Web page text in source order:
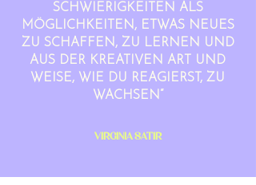
SCHWIERIGKEITEN ALS
MÖGLICHKEITEN, ETWAS NEUES
ZU SCHAFFEN, ZU LERNEN UND
AUS DER KREATIVEN ART UND
WEISE, WIE DU REAGIERST, ZU
WACHSEN“
Virginia Satir